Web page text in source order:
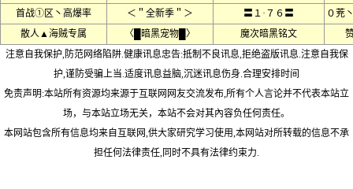
首战①区丶高爆率
＜＂全新季＂＞ 〓１·７６〓
０茺
散人▲海贼专属
〈█暗黑宠物█〉 魔次暗黑铭文
注意自我保护,防范网络陷阱.健康讯息忠告:抵制不良讯息,拒绝盗版讯息.注意自我保
护,谨防受骗上当.适度讯息益脑,沉迷讯息伤身.合理安排时间
免责声明:本站所有资源均来源于互联网网友交流发布,所有个人言论并不代表本站立
场，与本站立场无关，本站不会对其內容负任何责任。
本网站包含所有信息均来自互联网,供大家研究学习使用,本网站对所转载的信息不承
担任何法律责任,同时不具有法律约束力.